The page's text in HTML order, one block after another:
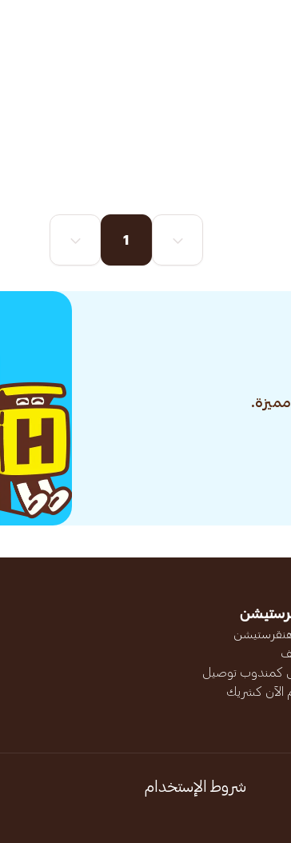
1
كمندوب توصيل
الآن كشريك
شروط الإستخدام